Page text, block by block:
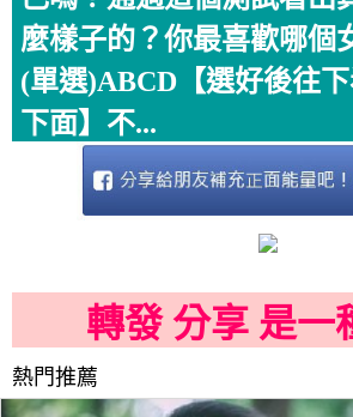
麼樣子的？你最喜歡哪個
(單選)ABCD【選好後往
下面】不...
轉發 分享 是一
熱門推薦